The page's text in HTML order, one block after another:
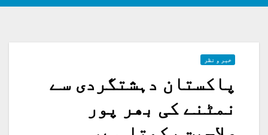
خبر و نظر
پاکستان دہشتگردی سے
نمٹنے کی بھر پور